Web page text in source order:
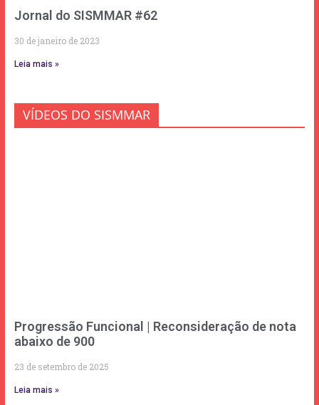
Jornal do SISMMAR #62
30 de janeiro de 2023
Leia mais »
VÍDEOS DO SISMMAR
Progressão Funcional | Reconsideração de nota
abaixo de 900
23 de setembro de 2025
Leia mais »